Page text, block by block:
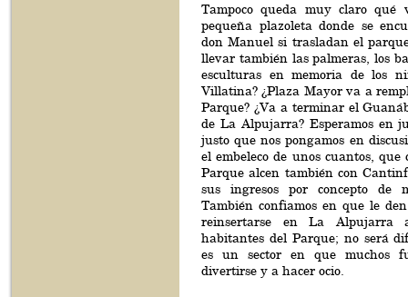
Tampoco queda muy claro
pequeña plazoleta donde se
don Manuel si trasladan el
llevar también las palmeras, los
esculturas en memoria de los
Villatina? ¿Plaza Mayor va a
Parque? ¿Va a terminar el
de La Alpujarra? Esperamos en
justo que nos pongamos en
el embeleco de unos cuantos,
Parque alcen también con
sus ingresos por concepto de
También confiamos en que le
reinsertarse en La Alpujarra
habitantes del Parque; no será
es un sector en que muchos
divertirse y a hacer ocio.